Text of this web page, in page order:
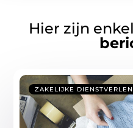
Hier zijn
ZAKELIJKE